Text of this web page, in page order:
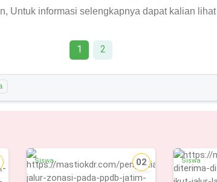
Untuk informasi selengkapnya dapat kalian lihat
1 2
02
Siswa Siswa